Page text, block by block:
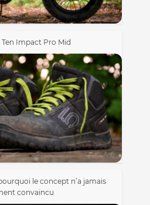
Ten Impact Pro Mid
le concept n’a jamais
convaincu